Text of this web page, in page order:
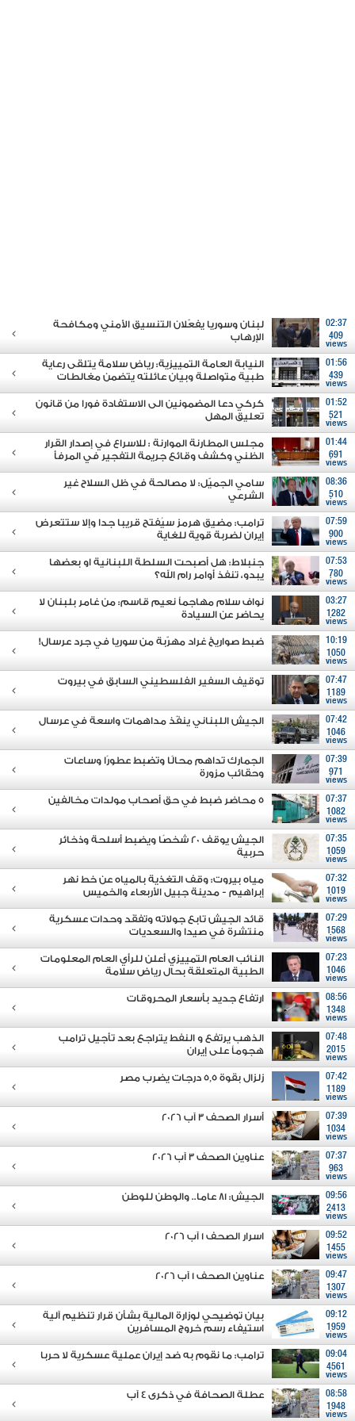
02:37
409
views
لبنان وسوريا يفعّلان التنسيق الأمني ومكافحة
الإرهاب
01:56
439
views
النيابة العامة التمييزية: رياض سلامة يتلقى رعاية
طبية متواصلة وبيان عائلته يتضمن مغالطات
01:52
521
views
كركي دعا المضمونين الى الاستفادة فورا من قانون
تعليق المهل
01:44
691
views
مجلس المطارنة الموارنة : للاسراع في إصدار القرار
الظني وكشف وقائع جريمة التفجير في المرفأ
08:36
510
views
سامي الجميّل: لا مصالحة في ظل السلاح غير
الشرعي
07:59
900
views
ترامب: مضيق هرمز سيُفتح قريبا جدا وإلا ستتعرض
إيران لضربة قوية للغاية
07:53
780
views
جنبلاط: هل أصبحت السلطة اللبنانية او بعضها
يبدو، تنفذ أوامر رام الله؟
03:27
1282
views
نواف سلام مهاجماً نعيم قاسم: من غامر بلبنان لا
يحاضر عن السيادة
10:19
1050
views
ضبط صواريخ غراد مهرّبة من سوريا في جرد عرسال!
07:47
1189
views
توقيف السفير الفلسطيني السابق في بيروت
07:42
1046
views
الجيش اللبناني ينفّذ مداهمات واسعة في عرسال
07:39
971
views
الجمارك تداهم محالًا وتضبط عطورًا وساعات
وحقائب مزورة
07:37
1082
views
5 محاضر ضبط في حق أصحاب مولدات مخالفين
07:35
1059
views
الجيش يوقف 20 شخصًا ويضبط أسلحة وذخائر
حربية
07:32
1019
views
مياه بيروت: وقف التغذية بالمياه عن خط نهر
إبراهيم - مدينة جبيل الأربعاء والخميس
07:29
1568
views
قائد الجيش تابع جولاته وتفقَد وحدات عسكرية
منتشرة في صيدا والسعديات
07:23
1046
views
النائب العام التمييزي أعلن للرأي العام المعلومات
الطبية المتعلقة بحال رياض سلامة
08:56
1348
views
ارتفاع جديد بأسعار المحروقات
07:48
2015
views
الذهب يرتفع و النفط يتراجع بعد تأجيل ترامب
هجوماً على إيران
07:42
1189
views
زلزال بقوة 5,5 درجات يضرب مصر
07:39
1034
views
أسرار الصحف 3 آب 2026
07:37
963
views
عناوين الصحف 3 آب 2026
09:56
2413
views
الجيش: 81 عاما.. والوطن للوطن
09:52
1455
views
اسرار الصحف 1 آب 2026
09:47
1307
views
عناوين الصحف 1 آب 2026
09:12
1959
views
بيان توضيحي لوزارة المالية بشأن قرار تنظيم آلية
استيفاء رسم خروج المسافرين
09:04
4561
views
ترامب: ما نقوم به ضد إيران عملية عسكرية لا حربا
08:58
1948
views
عطلة الصحافة في ذكرى ٤ آب